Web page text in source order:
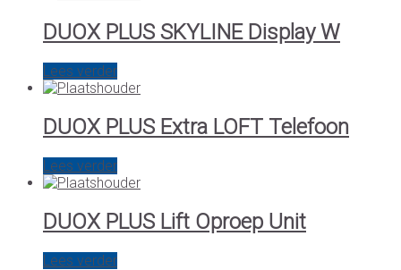
DUOX PLUS SKYLINE Display W
Lees verder
DUOX PLUS Extra LOFT Telefoon
Lees verder
DUOX PLUS Lift Oproep Unit
Lees verder